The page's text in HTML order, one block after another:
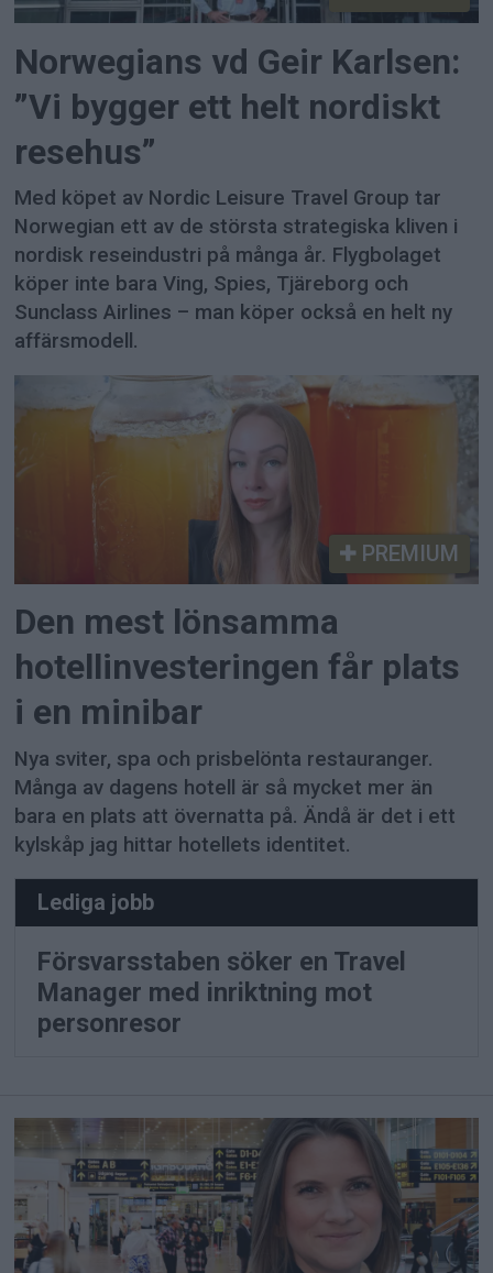
Norwegians vd Geir Karlsen:
”Vi bygger ett helt nordiskt
resehus”
Med köpet av Nordic Leisure Travel Group tar
Norwegian ett av de största strategiska kliven i
nordisk reseindustri på många år. Flygbolaget
köper inte bara Ving, Spies, Tjäreborg och
Sunclass Airlines – man köper också en helt ny
affärsmodell.
PREMIUM
Den mest lönsamma
hotellinvesteringen får plats
i en minibar
Nya sviter, spa och prisbelönta restauranger.
Många av dagens hotell är så mycket mer än
bara en plats att övernatta på. Ändå är det i ett
kylskåp jag hittar hotellets identitet.
Lediga jobb
Försvarsstaben söker en Travel
Manager med inriktning mot
personresor